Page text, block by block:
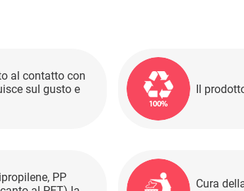
al contatto con
sul gusto e
Il
PP
Cura